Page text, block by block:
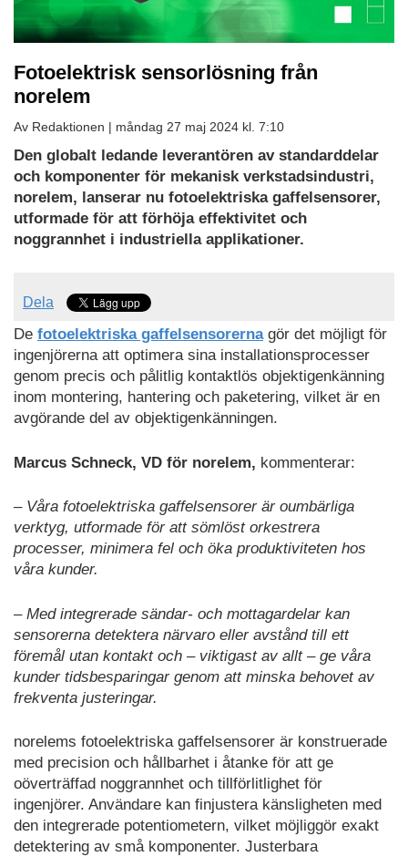
Fotoelektrisk sensorlösning från
norelem
Av Redaktionen | måndag 27 maj 2024 kl. 7:10
Den globalt ledande leverantören av standarddelar
och komponenter för mekanisk verkstadsindustri,
norelem, lanserar nu fotoelektriska gaffelsensorer,
utformade för att förhöja effektivitet och
noggrannhet i industriella applikationer.
Dela
De fotoelektriska gaffelsensorerna gör det möjligt för
ingenjörerna att optimera sina installationsprocesser
genom precis och pålitlig kontaktlös objektigenkänning
inom montering, hantering och paketering, vilket är en
avgörande del av objektigenkänningen.
Marcus Schneck, VD för norelem, kommenterar:
– Våra fotoelektriska gaffelsensorer är oumbärliga
verktyg, utformade för att sömlöst orkestrera
processer, minimera fel och öka produktiviteten hos
våra kunder.
– Med integrerade sändar- och mottagardelar kan
sensorerna detektera närvaro eller avstånd till ett
föremål utan kontakt och – viktigast av allt – ge våra
kunder tidsbesparingar genom att minska behovet av
frekventa justeringar.
norelems fotoelektriska gaffelsensorer är konstruerade
med precision och hållbarhet i åtanke för att ge
oöverträffad noggrannhet och tillförlitlighet för
ingenjörer. Användare kan finjustera känsligheten med
den integrerade potentiometern, vilket möjliggör exakt
detektering av små komponenter. Justerbara